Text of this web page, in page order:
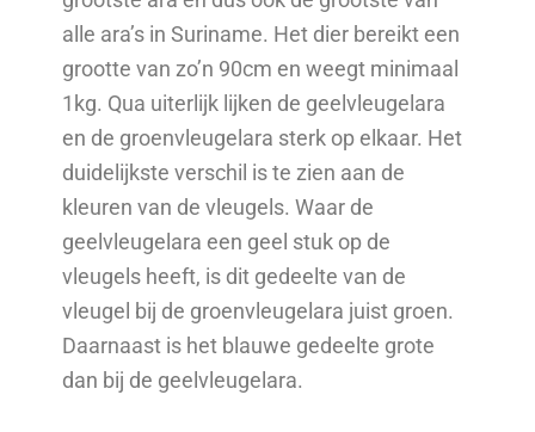
alle ara’s in Suriname. Het dier bereikt een
grootte van zo’n 90cm en weegt minimaal
1kg. Qua uiterlijk lijken de geelvleugelara
en de groenvleugelara sterk op elkaar. Het
duidelijkste verschil is te zien aan de
kleuren van de vleugels. Waar de
geelvleugelara een geel stuk op de
vleugels heeft, is dit gedeelte van de
vleugel bij de groenvleugelara juist groen.
Daarnaast is het blauwe gedeelte grote
dan bij de geelvleugelara.